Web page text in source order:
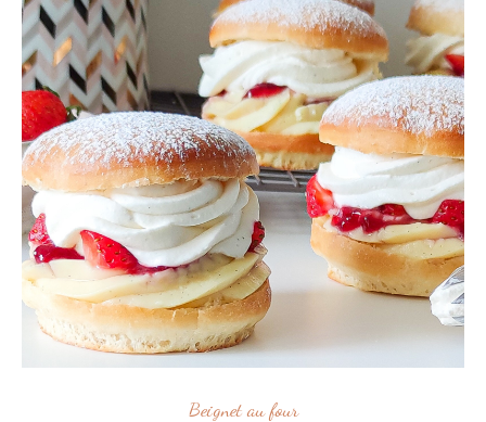
Beignet au four